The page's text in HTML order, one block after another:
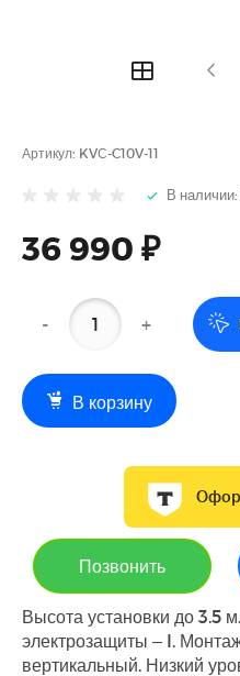
Артикул: KVС-C10V-11
В
36 990 ₽
- +
В корзину
Позвонить
Высота установки до 3.5
электрозащиты – I.
вертикальный. Низкий